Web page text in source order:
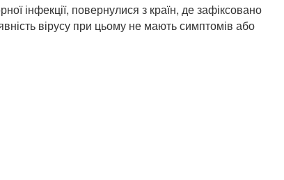
інфекції, повернулися з країн, де зафіксовано
вірусу при цьому не мають симптомів або